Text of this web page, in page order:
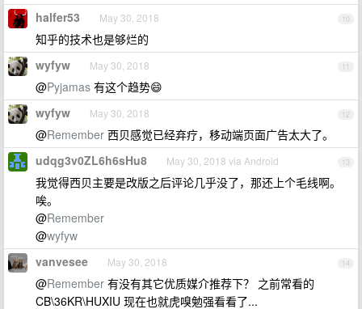
10
halfer53 May 30, 2018
知乎的技术也是够烂的
11
wyfyw May 30, 2018
@Pyjamas 有这个趋势😄
12
wyfyw May 30, 2018
@Remember 西贝感觉已经弃疗，移动端页面广告太大了。
13
udqg3v0ZL6h6sHu8 May 30, 2018 via Android
我觉得西贝主要是改版之后评论几乎没了，那还上个毛线啊。
唉。
@Remember
@wyfyw
14
vanvesee May 30, 2018
@Remember 有没有其它优质媒介推荐下？ 之前常看的
CB\36KR\HUXIU 现在也就虎嗅勉强看看了...